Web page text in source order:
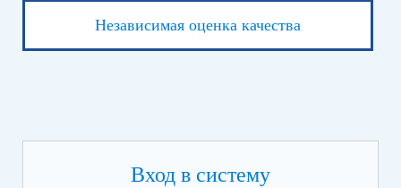
Независимая оценка качества
Вход в систему